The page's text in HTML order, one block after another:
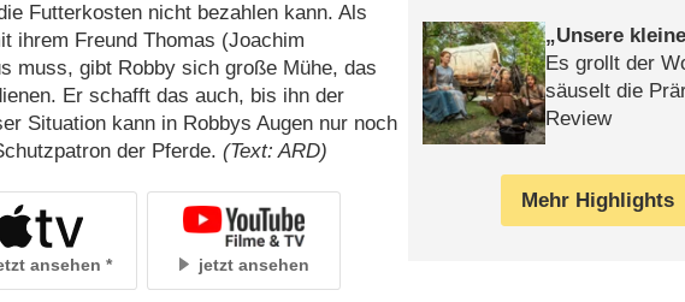
Futterkosten nicht bezahlen kann. Als
ihrem Freund Thomas (Joachim
muss, gibt Robby sich große Mühe, das
Er schafft das auch, bis ihn der
Situation kann in Robbys Augen nur noch
der Pferde.(Text: ARD)
ansehen jetzt ansehen
Unsere
Es grollt der
säuselt die
Review
Mehr Highlights